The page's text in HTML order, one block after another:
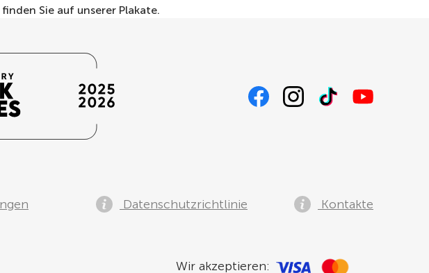
Sie auf unserer Plakate.
Datenschutzrichtlinie Kontakte
Wir akzeptieren: